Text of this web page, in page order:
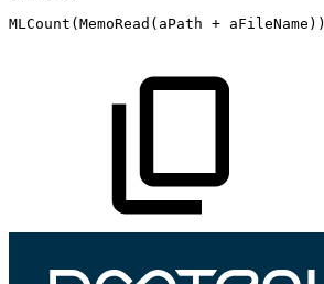
MLCount(MemoRead(aPath + aFileName))